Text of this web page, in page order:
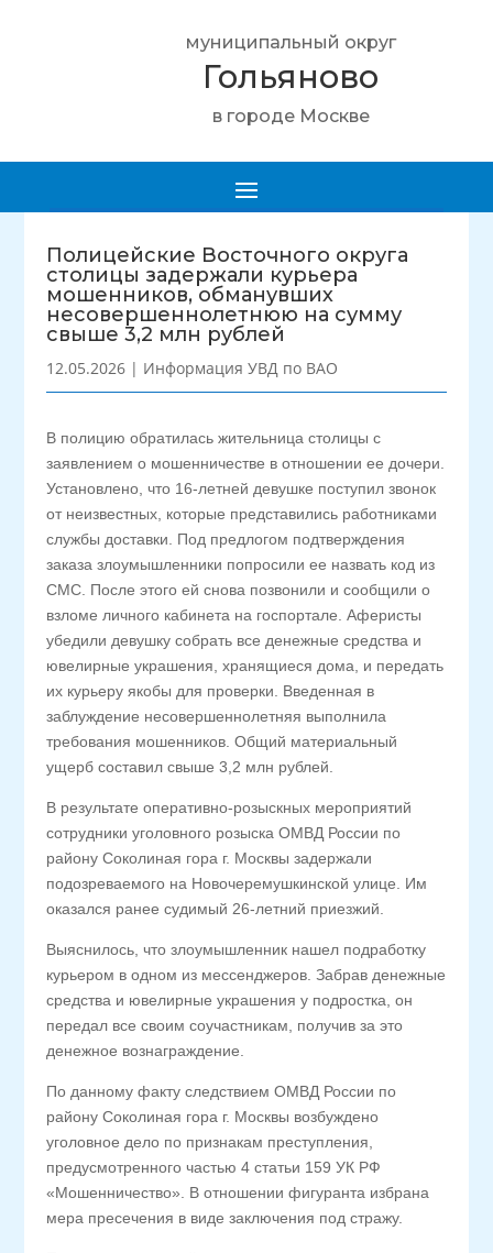
муниципальный округ
Гольяново
в городе Москве
Полицейские Восточного округа
столицы задержали курьера
мошенников, обманувших
несовершеннолетнюю на сумму
свыше 3,2 млн рублей
12.05.2026 | Информация УВД по ВАО
В полицию обратилась жительница столицы с
заявлением о мошенничестве в отношении ее дочери.
Установлено, что 16-летней девушке поступил звонок
от неизвестных, которые представились работниками
службы доставки. Под предлогом подтверждения
заказа злоумышленники попросили ее назвать код из
СМС. После этого ей снова позвонили и сообщили о
взломе личного кабинета на госпортале. Аферисты
убедили девушку собрать все денежные средства и
ювелирные украшения, хранящиеся дома, и передать
их курьеру якобы для проверки. Введенная в
заблуждение несовершеннолетняя выполнила
требования мошенников. Общий материальный
ущерб составил свыше 3,2 млн рублей.
В результате оперативно-розыскных мероприятий
сотрудники уголовного розыска ОМВД России по
району Соколиная гора г. Москвы задержали
подозреваемого на Новочеремушкинской улице. Им
оказался ранее судимый 26-летний приезжий.
Выяснилось, что злоумышленник нашел подработку
курьером в одном из мессенджеров. Забрав денежные
средства и ювелирные украшения у подростка, он
передал все своим соучастникам, получив за это
денежное вознаграждение.
По данному факту следствием ОМВД России по
району Соколиная гора г. Москвы возбуждено
уголовное дело по признакам преступления,
предусмотренного частью 4 статьи 159 УК РФ
«Мошенничество». В отношении фигуранта избрана
мера пресечения в виде заключения под стражу.